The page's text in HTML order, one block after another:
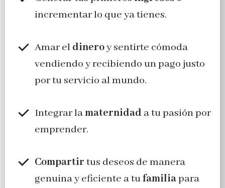
incrementar lo que ya tienes.
Amar el dineroy sentirte cómoda
vendiendo y recibiendo un pago justo
por tu servicio al mundo.
Integrar lamaternidad a tu pasión por
emprender.
Compartir tus deseos de manera
genuina y eficiente a tufamiliapara